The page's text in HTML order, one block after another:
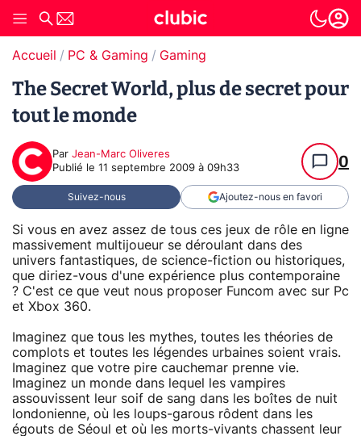
Accueil PC & Gaming Gaming
The Secret World, plus de secret pour
tout le monde
Par Jean-Marc Oliveres
Publié le 11 septembre 2009 à 09h33 0
Suivez-nous Ajoutez-nous en favori
Si vous en avez assez de tous ces jeux de rôle en ligne
massivement multijoueur se déroulant dans des
univers fantastiques, de science-fiction ou historiques,
que diriez-vous d'une expérience plus contemporaine
? C'est ce que veut nous proposer Funcom avec sur Pc
et Xbox 360.
Imaginez que tous les mythes, toutes les théories de
complots et toutes les légendes urbaines soient vrais.
Imaginez que votre pire cauchemar prenne vie.
Imaginez un monde dans lequel les vampires
assouvissent leur soif de sang dans les boîtes de nuit
londonienne, où les loups-garous rôdent dans les
égouts de Séoul et où les morts-vivants chassent leur